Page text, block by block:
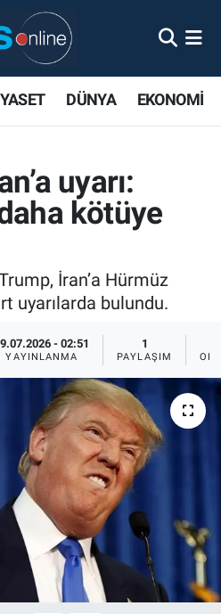
DÜNYA EKONOMİ
uyarı:
kötüye
İran’a Hürmüz
uyarılarda bulundu.
- 02:51
YAYINLANMA
1
PAYLAŞIM